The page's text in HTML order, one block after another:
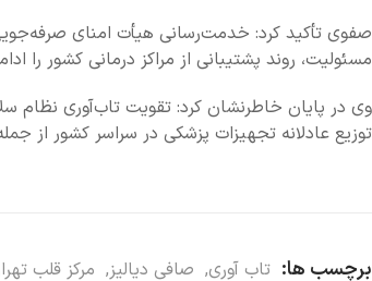
صفوی تأکید کرد: خدمت‌رسانی هیأت امنای
مسئولیت، روند پشتیبانی از مراکز درمانی کشور را
وی در پایان خاطرنشان کرد: تقویت تاب‌آوری نظام
توزیع عادلانه تجهیزات پزشکی در سراسر کشور از
برچسب ها: تاب آوری, صافی دیالیز, مرکز قلب